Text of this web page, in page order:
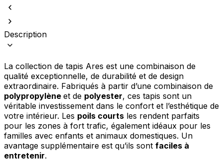
Description
La collection de tapis Ares est une combinaison de
qualité exceptionnelle, de durabilité et de design
extraordinaire. Fabriqués à partir d’une combinaison de
polypropylène et de polyester, ces tapis sont un
véritable investissement dans le confort et l’esthétique de
votre intérieur. Les poils courts les rendent parfaits
pour les zones à fort trafic, également idéaux pour les
familles avec enfants et animaux domestiques. Un
avantage supplémentaire est qu’ils sont faciles à
entretenir.